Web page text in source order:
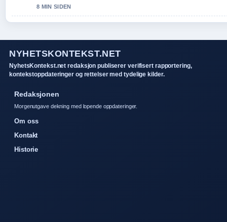
8 MIN SIDEN
NYHETSKONTEKST.NET
NyhetsKontekst.net redaksjon publiserer verifisert rapportering,
kontekstoppdateringer og rettelser med tydelige kilder.
Redaksjonen
Morgenutgave dekning med lopende oppdateringer.
Om oss
Kontakt
Historie